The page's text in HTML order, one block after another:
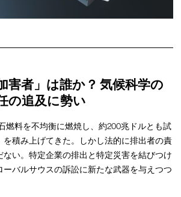
害者」は誰か？ 気候科学の
の追及に勢い
燃料を不均衡に燃焼し、約200兆ドルとも試
を積み上げてきた。しかし法的に排出者の責
ない。特定企業の排出と特定災害を結びつけ
ーバルサウスの訴訟に新たな武器を与えつつ